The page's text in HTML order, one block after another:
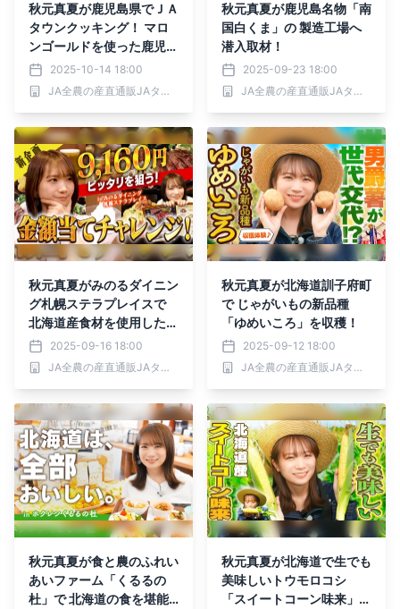
秋元真夏が鹿児島県でＪＡ
タウンクッキング！ マロ
ンゴールドを使った鹿児島
の郷土料理「がね」を調
理！
2025-10-14 18:00
JA全農の産直通販JAタウン
秋元真夏が鹿児島名物「南
国白くま」の 製造工場へ
潜入取材！
2025-09-23 18:00
JA全農の産直通販JAタウン
秋元真夏がみのるダイニン
グ札幌ステラプレイスで
北海道産食材を使用した料
理を味わい尽くす！
2025-09-16 18:00
JA全農の産直通販JAタウン
秋元真夏が北海道訓子府町
で じゃがいもの新品種
「ゆめいころ」を収穫！
2025-09-12 18:00
JA全農の産直通販JAタウン
秋元真夏が食と農のふれい
あいファーム「くるるの
杜」で 北海道の食を堪能
秋元真夏が北海道で生でも
美味しいトウモロコシ
「スイートコーン味来」を